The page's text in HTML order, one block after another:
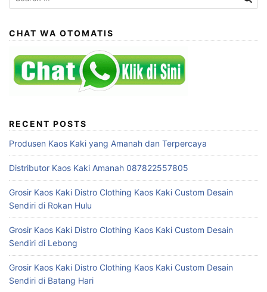
for:
CHAT WA OTOMATIS
RECENT POSTS
Produsen Kaos Kaki yang Amanah dan Terpercaya
Distributor Kaos Kaki Amanah 087822557805
Grosir Kaos Kaki Distro Clothing Kaos Kaki Custom Desain
Sendiri di Rokan Hulu
Grosir Kaos Kaki Distro Clothing Kaos Kaki Custom Desain
Sendiri di Lebong
Grosir Kaos Kaki Distro Clothing Kaos Kaki Custom Desain
Sendiri di Batang Hari